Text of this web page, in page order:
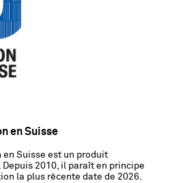
en Suisse
en Suisse est un produit
2010, il paraît en principe
la plus récente date de 2026.